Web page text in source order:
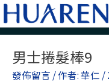
跳
至
主
男士捲髮棒9
發佈留言 / 作者:華仁 /
navigation